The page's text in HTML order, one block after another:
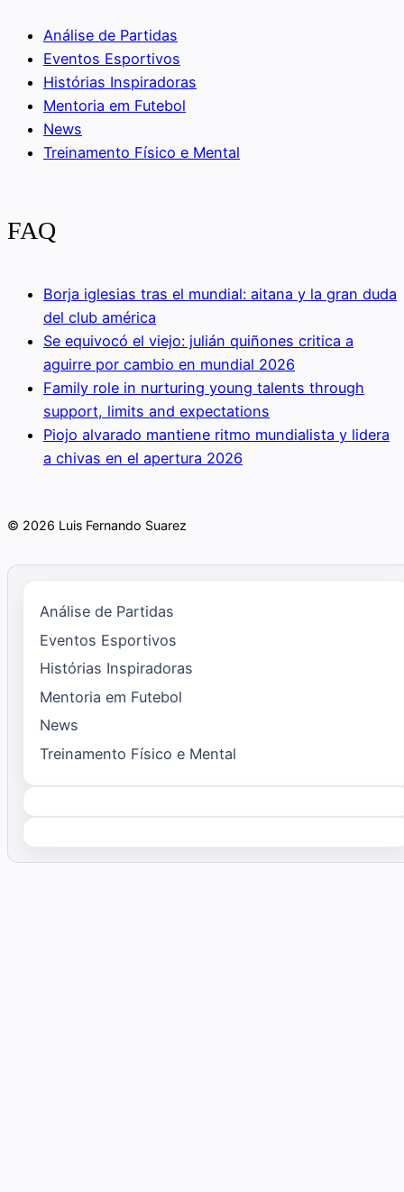
Análise de Partidas
Eventos Esportivos
Histórias Inspiradoras
Mentoria em Futebol
News
Treinamento Físico e Mental
FAQ
Borja iglesias tras el mundial: aitana y la gran duda
del club américa
Se equivocó el viejo: julián quiñones critica a
aguirre por cambio en mundial 2026
Family role in nurturing young talents through
support, limits and expectations
Piojo alvarado mantiene ritmo mundialista y lidera
a chivas en el apertura 2026
© 2026 Luis Fernando Suarez
Análise de Partidas
Eventos Esportivos
Histórias Inspiradoras
Mentoria em Futebol
News
Treinamento Físico e Mental